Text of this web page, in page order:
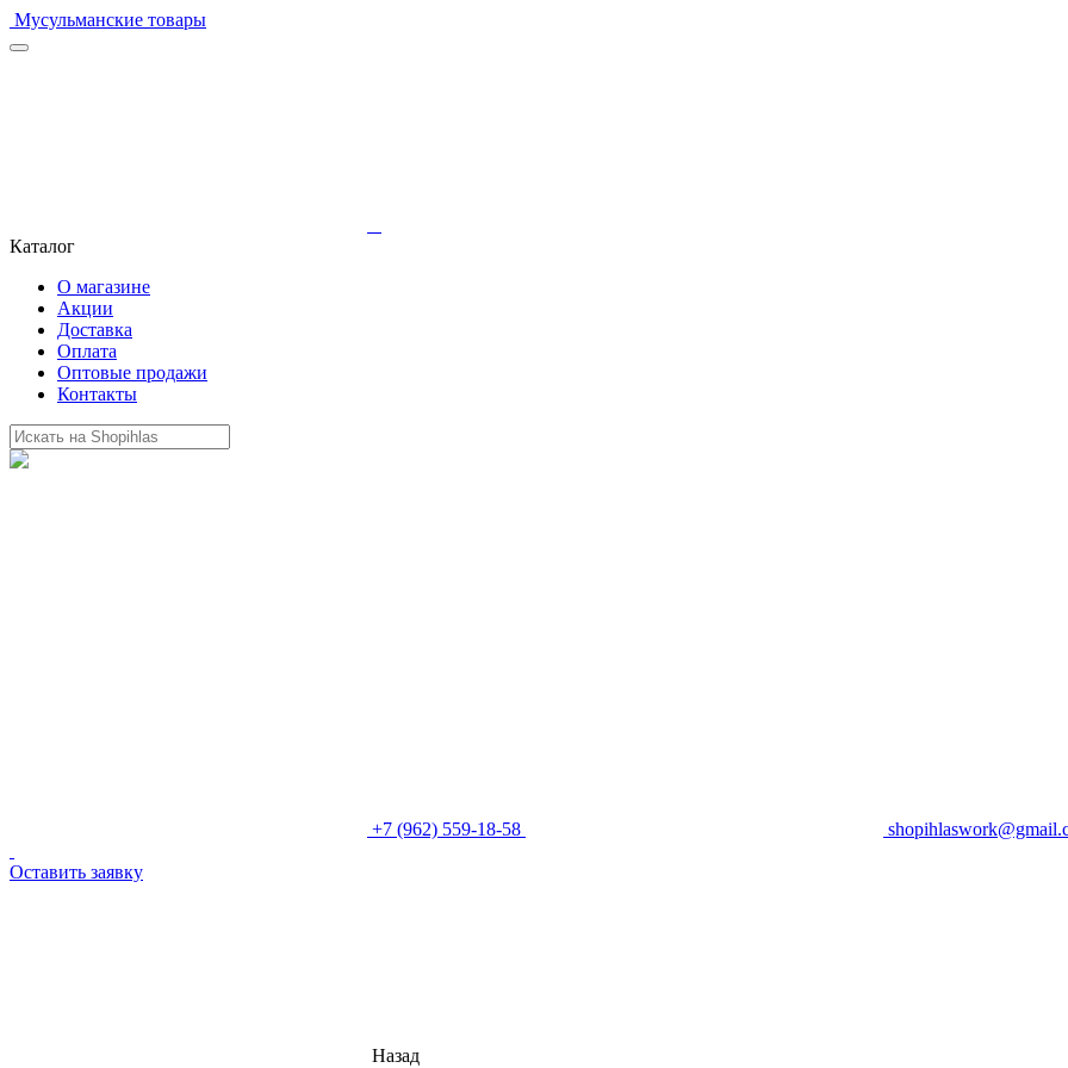
Мусульманские товары
Каталог
О магазине
Акции
Доставка
Оплата
Оптовые продажи
Контакты
+7 (962) 559-18-58
Оставить заявку
Назад